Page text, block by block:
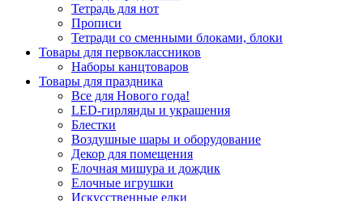
Тетрадь для нот
Прописи
Тетради со сменными блоками, блоки
Товары для первоклассников
Наборы канцтоваров
Товары для праздника
Все для Нового года!
LED-гирлянды и украшения
Блестки
Воздушные шары и оборудование
Декор для помещения
Елочная мишура и дождик
Елочные игрушки
Искусственные елки